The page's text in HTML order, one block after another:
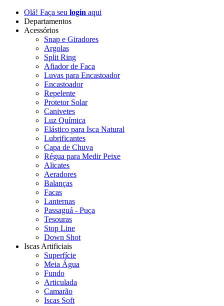
Olá! Faça seu login aqui
Departamentos
Acessórios
Snap e Giradores
Argolas
Split Ring
Afiador de Faca
Luvas para Encastoador
Encastoador
Repelente
Protetor Solar
Canivetes
Luz Química
Elástico para Isca Natural
Lubrificantes
Capa de Chuva
Régua para Medir Peixe
Alicates
Aeradores
Balanças
Facas
Lanternas
Passaguá - Puça
Tesouras
Stop Line
Down Shot
Iscas Artificiais
Superfície
Meia Água
Fundo
Articulada
Camarão
Iscas Soft